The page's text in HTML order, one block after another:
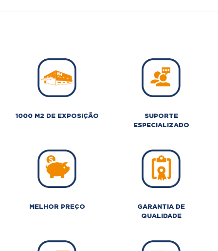
1000 M2 DE EXPOSIÇÃO
SUPORTE
ESPECIALIZADO
MELHOR PREÇO
GARANTIA DE
QUALIDADE